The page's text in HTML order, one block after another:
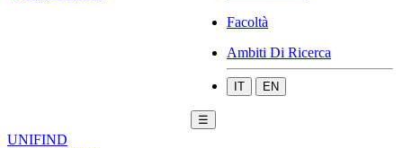
Facoltà
Ambiti Di Ricerca
IT EN
☰
UNIFIND